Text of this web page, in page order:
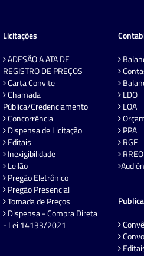
Licitações
ADESÃO A ATA DE
REGISTRO DE PREÇOS
Carta Convite
Chamada
Pública/Credenciamento
Concorrência
Dispensa de Licitação
Editais
Inexigibilidade
Leilão
Pregão Eletrônico
Pregão Presencial
Tomada de Preços
Dispensa - Compra Direta
- Lei 14133/2021
LDO
LOA
PPA
RGF
RREO